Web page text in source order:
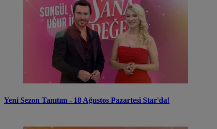
Yeni Sezon Tanıtım - 18 Ağustos Pazartesi Star'da!